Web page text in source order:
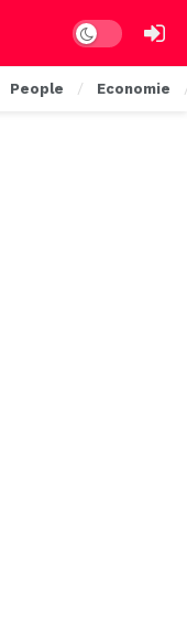
Dark mode
People Economie